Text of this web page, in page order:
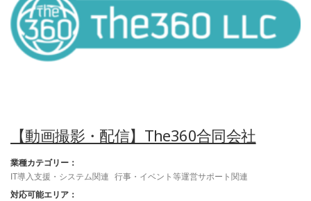
【動画撮影・配信】The360合同会社
業種カテゴリー：
IT導入支援・システム関連
行事・イベント等運営サポート関連
対応可能エリア：